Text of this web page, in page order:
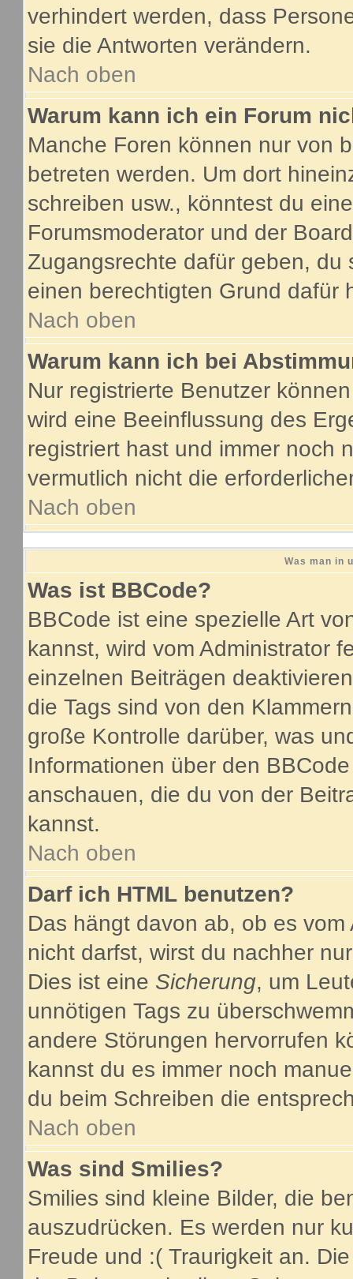
verhindert werden, dass
sie die Antworten verändern.
Nach oben
Warum kann ich ein Forum
Manche Foren können nur von
betreten werden. Um dort
schreiben usw., könntest du
Forumsmoderator und der
Zugangsrechte dafür geben,
einen berechtigten Grund dafür
Nach oben
Warum kann ich bei
Nur registrierte Benutzer
wird eine Beeinflussung des
registriert hast und immer noch
vermutlich nicht die
Nach oben
Was man in
Was ist BBCode?
BBCode ist eine spezielle Art
kannst, wird vom Administrator
einzelnen Beiträgen
die Tags sind von den
große Kontrolle darüber, was
Informationen über den
anschauen, die du von der
kannst.
Nach oben
Darf ich HTML benutzen?
Das hängt davon ab, ob es
nicht darfst, wirst du nachher
Dies ist eine Sicherung, um
unnötigen Tags zu
andere Störungen hervorrufen
kannst du es immer noch
du beim Schreiben die
Nach oben
Was sind Smilies?
Smilies sind kleine Bilder, die
auszudrücken. Es werden nur
Freude und :( Traurigkeit an.